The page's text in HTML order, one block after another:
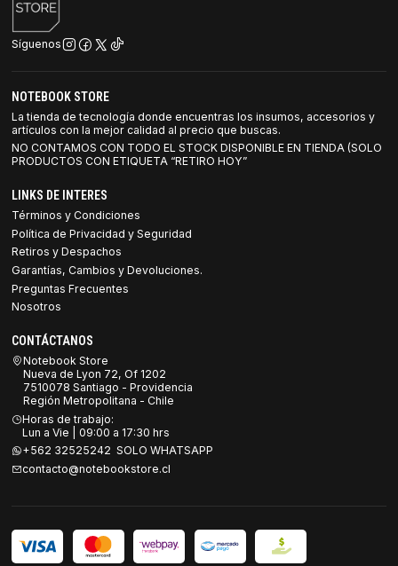
Síguenos
NOTEBOOK STORE
La tienda de tecnología donde encuentras los insumos, accesorios y
artículos con la mejor calidad al precio que buscas.
NO CONTAMOS CON TODO EL STOCK DISPONIBLE EN TIENDA (SOLO
PRODUCTOS CON ETIQUETA “RETIRO HOY”
LINKS DE INTERES
Términos y Condiciones
Política de Privacidad y Seguridad
Retiros y Despachos
Garantías, Cambios y Devoluciones.
Preguntas Frecuentes
Nosotros
CONTÁCTANOS
Notebook Store
Nueva de Lyon 72, Of 1202
7510078 Santiago - Providencia
Región Metropolitana - Chile
Horas de trabajo:
Lun a Vie | 09:00 a 17:30 hrs
+562 32525242 SOLO WHATSAPP
contacto@notebookstore.cl